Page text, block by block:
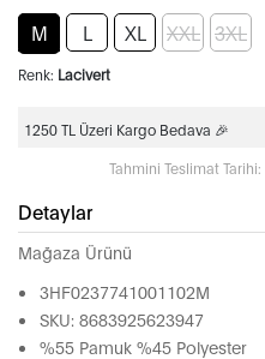
M L XL XXL 3XL
Renk: Lacivert
1250 TL Üzeri Kargo Bedava 🎉
Tahmini Teslimat Tarihi:
Detaylar
Mağaza Ürünü
3HF0237741001102M
SKU: 8683925623947
%55 Pamuk %45 Polyester